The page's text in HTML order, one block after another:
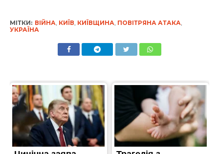
МІТКИ: ВІЙНА КИЇВ КИЇВЩИНА ПОВІТРЯНА АТАКА
УКРАЇНА